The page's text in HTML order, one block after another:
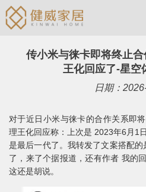
传小米与徕卡即将终止
王化回应了-星空
日期：
对于近日小米与徕卡的合作关系即
理王化回应称：上次是 2023年6月1
是最后一代了。我转发了文案搭配
了，来了个据报道，还有作者 我的
这还是胡说。